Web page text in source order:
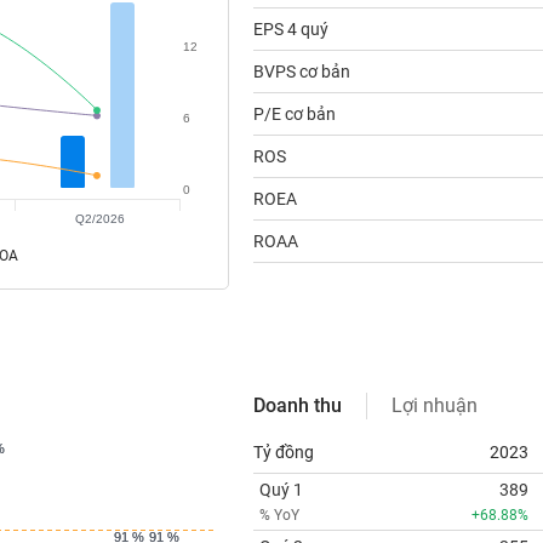
0
12
6
Q2/2026
EPS 4 quý
BVPS cơ bản
P/E cơ bản
ROS
ROEA
ROAA
91 %
91 % 91 %
91 %
Doanh thu Lợi nhuận
Tỷ đồng 2023
Quý 1
% YoY
389
+68.88%